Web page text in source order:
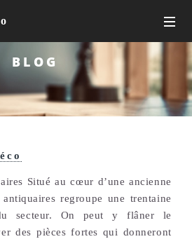
BLOG
Situé au cœur d’une ancienne
regroupe une trentaine
secteur. On peut y flâner le
des pièces fortes qui donneront